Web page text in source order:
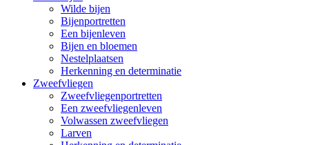
Wilde bijen
Bijenportretten
Een bijenleven
Bijen en bloemen
Nestelplaatsen
Herkenning en determinatie
Zweefvliegen
Zweefvliegenportretten
Een zweefvliegenleven
Volwassen zweefvliegen
Larven